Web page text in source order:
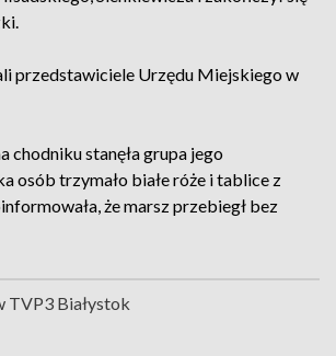
przedstawiciele Urzędu Miejskiego w
chodniku stanęła grupa jego
osób trzymało białe róże i tablice z
że marsz przebiegł bez
TVP3 Białystok